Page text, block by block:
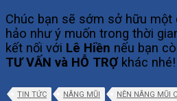
Chúc bạn sẽ sớm sở hữu một
hảo như ý muốn trong thời
kết nối với Lê Hiền nếu bạn
TƯ VẤN và HỖ TRỢ khác nhé!
TIN TỨC NÂNG MŨI NÊN NÂNG MŨI